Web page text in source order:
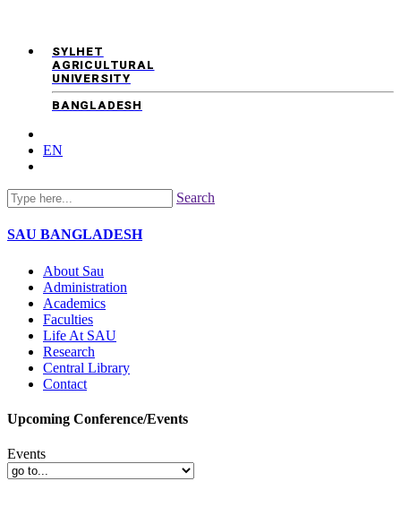
SYLHET
AGRICULTURAL
UNIVERSITY
BANGLADESH
EN
Search
SAU BANGLADESH
About Sau
Administration
Academics
Faculties
Life At SAU
Research
Central Library
Contact
Upcoming Conference/Events
Events